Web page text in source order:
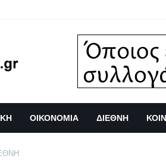
ΟΙΚΟΝΟΜΙΑ ΔΙΕΘΝΗ